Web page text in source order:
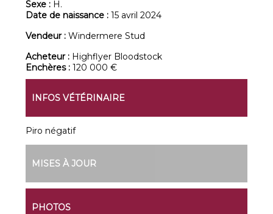
Sexe : H.
Date de naissance :15 avril 2024
Vendeur :Windermere Stud
Acheteur : Highflyer Bloodstock
Enchères :120 000 €
INFOS VÉTÉRINAIRE
Piro négatif
MISES À JOUR
PHOTOS